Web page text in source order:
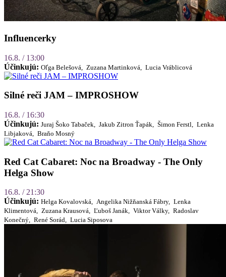
Influencerky
16.8. / 13:00
Účinkujú: Oľga Belešová, Zuzana Martinková, Lucia Vráblicová
Silné reči JAM – IMPROSHOW
16.8. / 16:30
Účinkujú: Juraj Šoko Tabaček, Jakub Zitron Ťapák, Šimon Ferstl,
Lenka
Libjaková,
Braňo Mosný
Red Cat Cabaret: Noc na Broadway - The Only
Helga Show
16.8. / 21:30
Účinkujú: Helga Kovalovská, Angelika Nižňanská Fábry, Lenka
Klimentová, Zuzana Krausová, Ľuboš Janák, Viktor Války, Radoslav
Konečný, René Sorád, Lucia Siposova